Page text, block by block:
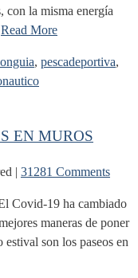
con la misma energía
Read More
, pescadeportiva,
EN MUROS
| 31281 Comments
Covid-19 ha cambiado
maneras de poner
son los paseos en